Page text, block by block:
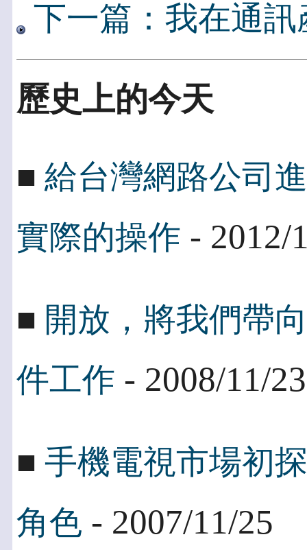
下一篇：我在通
歷史上的今天
■ 給台灣網路公司
實際的操作 - 2012/
■ 開放，將我們帶
件工作 - 2008/11/23
■ 手機電視市場初
角色 - 2007/11/25